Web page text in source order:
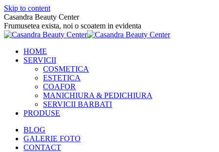
Skip to content
Casandra Beauty Center
Frumusetea exista, noi o scoatem in evidenta
HOME
SERVICII
COSMETICA
ESTETICA
COAFOR
MANICHIURA & PEDICHIURA
SERVICII BARBATI
PRODUSE
BLOG
GALERIE FOTO
CONTACT